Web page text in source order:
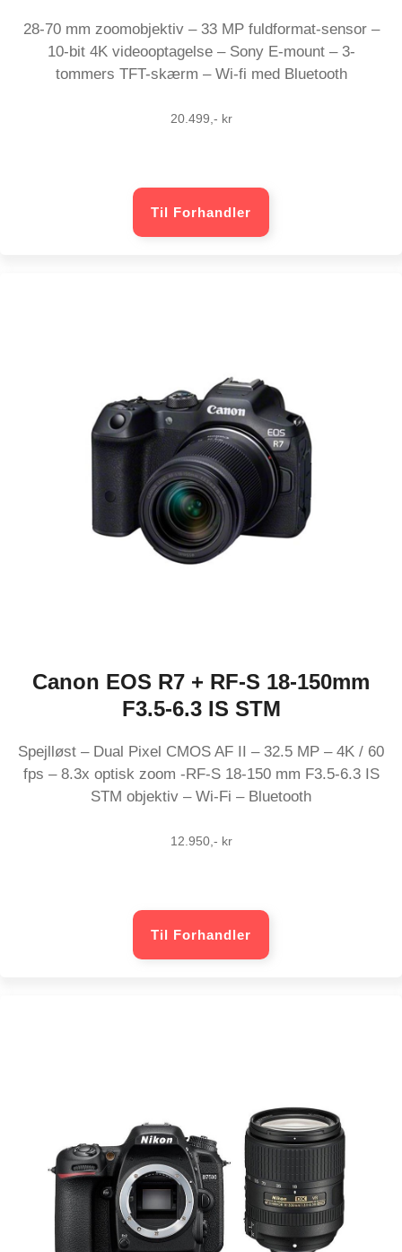
28-70 mm zoomobjektiv – 33 MP fuldformat-sensor –
10-bit 4K videooptagelse – Sony E-mount – 3-
tommers TFT-skærm – Wi-fi med Bluetooth
20.499,- kr
Til Forhandler
Canon EOS R7 + RF-S 18-150mm
F3.5-6.3 IS STM
Spejlløst – Dual Pixel CMOS AF II – 32.5 MP – 4K / 60
fps – 8.3x optisk zoom -RF-S 18-150 mm F3.5-6.3 IS
STM objektiv – Wi-Fi – Bluetooth
12.950,- kr
Til Forhandler